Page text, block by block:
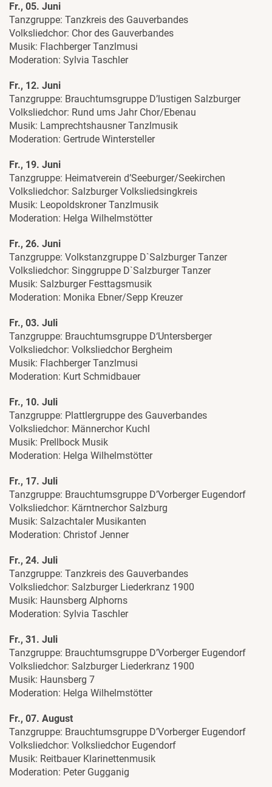
Fr., 05. Juni
Tanzgruppe: Tanzkreis des Gauverbandes
Volksliedchor: Chor des Gauverbandes
Musik: Flachberger Tanzlmusi
Moderation: Sylvia Taschler
Fr., 12. Juni
Tanzgruppe: Brauchtumsgruppe D’lustigen Salzburger
Volksliedchor: Rund ums Jahr Chor/Ebenau
Musik: Lamprechtshausner Tanzlmusik
Moderation: Gertrude Wintersteller
Fr., 19. Juni
Tanzgruppe: Heimatverein d’Seeburger/Seekirchen
Volksliedchor: Salzburger Volksliedsingkreis
Musik: Leopoldskroner Tanzlmusik
Moderation: Helga Wilhelmstötter
Fr., 26. Juni
Tanzgruppe: Volkstanzgruppe D`Salzburger Tanzer
Volksliedchor: Singgruppe D`Salzburger Tanzer
Musik: Salzburger Festtagsmusik
Moderation: Monika Ebner/Sepp Kreuzer
Fr., 03. Juli
Tanzgruppe: Brauchtumsgruppe D‘Untersberger
Volksliedchor: Volksliedchor Bergheim
Musik: Flachberger Tanzlmusi
Moderation: Kurt Schmidbauer
Fr., 10. Juli
Tanzgruppe: Plattlergruppe des Gauverbandes
Volksliedchor: Männerchor Kuchl
Musik: Prellbock Musik
Moderation: Helga Wilhelmstötter
Fr., 17. Juli
Tanzgruppe: Brauchtumsgruppe D’Vorberger Eugendorf
Volksliedchor: Kärntnerchor Salzburg
Musik: Salzachtaler Musikanten
Moderation: Christof Jenner
Fr., 24. Juli
Tanzgruppe: Tanzkreis des Gauverbandes
Volksliedchor: Salzburger Liederkranz 1900
Musik: Haunsberg Alphorns
Moderation: Sylvia Taschler
Fr., 31. Juli
Tanzgruppe: Brauchtumsgruppe D’Vorberger Eugendorf
Volksliedchor: Salzburger Liederkranz 1900
Musik: Haunsberg 7
Moderation: Helga Wilhelmstötter
Fr., 07. August
Tanzgruppe: Brauchtumsgruppe D’Vorberger Eugendorf
Volksliedchor: Volksliedchor Eugendorf
Musik: Reitbauer Klarinettenmusik
Moderation: Peter Gugganig